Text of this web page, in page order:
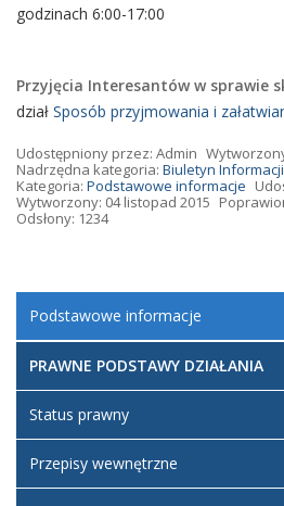
godzinach 6:00-17:00
Przyjęcia Interesantów w sprawie
dział Sposób przyjmowania i
Udostępniony przez: Admin
Nadrzędna kategoria: Biuletyn
Kategoria: Podstawowe informacje
Wytworzony: 04 listopad 2015
Odsłony: 1234
Podstawowe informacje
PRAWNE PODSTAWY DZIAŁANIA
Status prawny
Przepisy wewnętrzne